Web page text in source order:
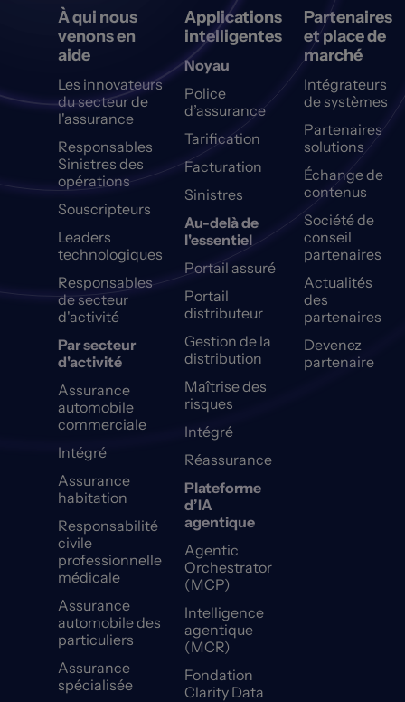
À qui nous
venons en
aide
Les innovateurs
du secteur de
l'assurance
Responsables
Sinistres des
opérations
Souscripteurs
Leaders
technologiques
Responsables
de secteur
d'activité
Par secteur
d'activité
Assurance
automobile
commerciale
Intégré
Assurance
habitation
Responsabilité
civile
professionnelle
médicale
Assurance
automobile des
particuliers
Assurance
spécialisée
Applications
intelligentes
Noyau
Police
d’assurance
Tarification
Facturation
Sinistres
Au-delà de
l'essentiel
Portail assuré
Portail
distributeur
Gestion de la
distribution
Maîtrise des
risques
Intégré
Réassurance
Plateforme
d’IA
agentique
Agentic
Orchestrator
(MCP)
Intelligence
agentique
(MCR)
Fondation
Clarity Data
Partenaires
et place de
marché
Intégrateurs
de systèmes
Partenaires
solutions
Échange de
contenus
Société de
conseil
partenaires
Actualités
des
partenaires
Devenez
partenaire